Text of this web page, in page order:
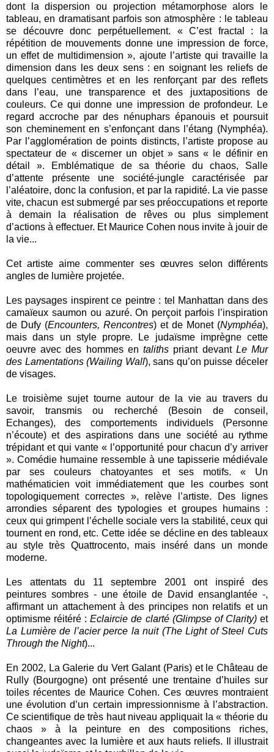
dont la dispersion ou projection métamorphose alors le
tableau, en dramatisant parfois son atmosphère : le tableau
se découvre donc perpétuellement. « C’est fractal : la
répétition de mouvements donne une impression de force,
un effet de multidimension », ajoute l’artiste qui travaille la
dimension dans les deux sens : en soignant les reliefs de
quelques centimètres et en les renforçant par des reflets
dans l’eau, une transparence et des juxtapositions de
couleurs. Ce qui donne une impression de profondeur. Le
regard accroche par des nénuphars épanouis et poursuit
son cheminement en s’enfonçant dans l’étang (Nymphéa).
Par l’agglomération de points distincts, l’artiste propose au
spectateur de « discerner un objet » sans « le définir en
détail ». Emblématique de sa théorie du chaos, Salle
d’attente présente une société-jungle caractérisée par
l’aléatoire, donc la confusion, et par la rapidité. La vie passe
vite, chacun est submergé par ses préoccupations et reporte
à demain la réalisation de rêves ou plus simplement
d’actions à effectuer. Et Maurice Cohen nous invite à jouir de
la vie...
Cet artiste aime commenter ses œuvres selon différents
angles de lumière projetée.
Les paysages inspirent ce peintre : tel Manhattan dans des
camaïeux saumon ou azuré. On perçoit parfois l’inspiration
de Dufy (Encounters, Rencontres) et de Monet (Nymphéa),
mais dans un style propre. Le judaïsme imprègne cette
oeuvre avec des hommes entaliths priant devant Le Mur
des Lamentations (Wailing Wall), sans qu’on puisse déceler
de visages.
Le troisième sujet tourne autour de la vie au travers du
savoir, transmis ou recherché (Besoin de conseil,
Echanges), des comportements individuels (Personne
n’écoute) et des aspirations dans une société au rythme
trépidant et qui vante « l’opportunité pour chacun d’y arriver
». Comédie humaine ressemble à une tapisserie médiévale
par ses couleurs chatoyantes et ses motifs. « Un
mathématicien voit immédiatement que les courbes sont
topologiquement correctes », relève l’artiste. Des lignes
arrondies séparent des typologies et groupes humains :
ceux qui grimpent l’échelle sociale vers la stabilité, ceux qui
tournent en rond, etc. Cette idée se décline en des tableaux
au style très Quattrocento, mais inséré dans un monde
moderne.
Les attentats du 11 septembre 2001 ont inspiré des
peintures sombres - une étoile de David ensanglantée -,
affirmant un attachement à des principes non relatifs et un
optimisme réitéré :Eclaircie de clarté (Glimpse of Clarity)et
La Lumière de l’acier perce la nuit (The Light of Steel Cuts
Through the Night)...
En 2002, La Galerie du Vert Galant (Paris) et le Château de
Rully (Bourgogne) ont présenté une trentaine d’huiles sur
toiles récentes de Maurice Cohen. Ces œuvres montraient
une évolution d’un certain impressionnisme à l’abstraction.
Ce scientifique de très haut niveau appliquait la « théorie du
chaos » à la peinture en des compositions riches,
changeantes avec la lumière et aux hauts reliefs. Il illustrait